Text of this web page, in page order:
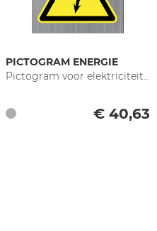
PICTOGRAM ENERGIE
Pictogram voor elektriciteits-/gasbedrijven
€ 40,63